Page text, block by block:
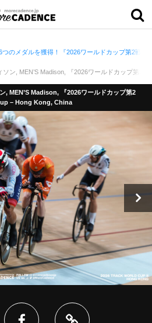
のメダルを獲得！『2026ワールドカップ第2戦
ソン, MEN’S Madison, 『2026ワールドカップ第2
, MEN’S Madison, 『2026ワールドカップ第2
– Hong Kong, China